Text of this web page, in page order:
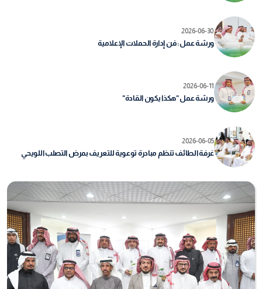
2026-06-30
ورشة عمل : فن إدارة الحملات الإعلامية
2026-06-11
ورشة عمل "هكذا يكون القادة"
2026-06-05
غرفة الطائف تنظم مبادرة توعوية للتعريف بمرض التصلب اللويحي